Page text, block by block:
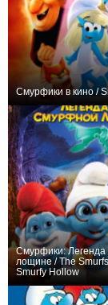
Смурфики в кино /
Смурфики:
лощине / The
Smurfy Hollow